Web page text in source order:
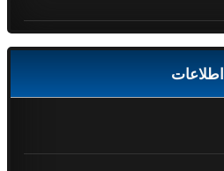
اطلاعات